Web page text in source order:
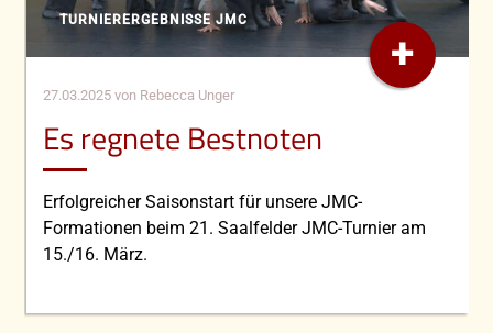
TURNIERERGEBNISSE JMC
27.03.2025 von Rebecca Unger
Es regnete Bestnoten
Erfolgreicher Saisonstart für unsere JMC-
Formationen beim 21. Saalfelder JMC-Turnier am
15./16. März.
+